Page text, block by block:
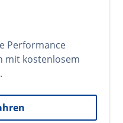
Performance
mit kostenlosem